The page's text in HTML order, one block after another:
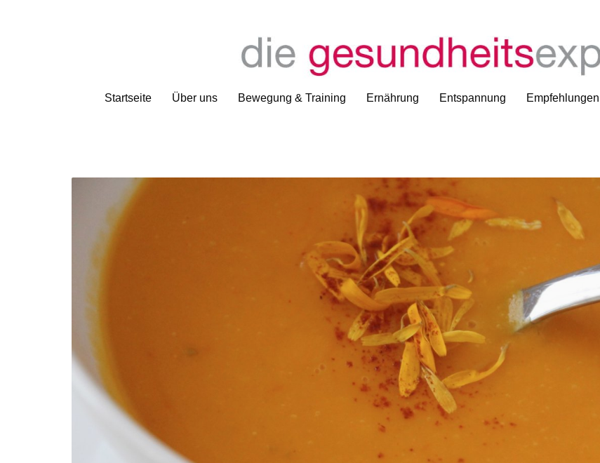
Startseite Über uns Bewegung & Training Ernährung Entspannung Empfehlungen